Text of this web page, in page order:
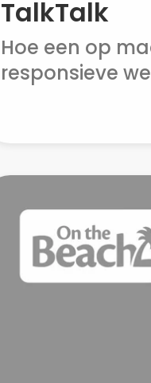
TalkTalk
Hoe een op
responsieve